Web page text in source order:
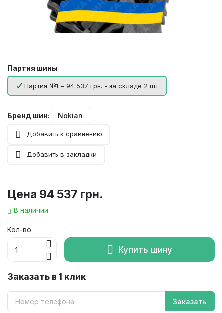
Партия шины
Партия №1 = 94 537 грн. - на складе 2 шт
Бренд шин: Nokian
Добавить к сравнению
Добавить в закладки
Цена 94 537 грн.
В наличии
Кол-во
Купить шину
Заказать в 1 клик
Заказать